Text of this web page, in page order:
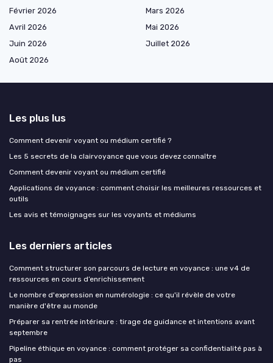
Février 2026
Mars 2026
Avril 2026
Mai 2026
Juin 2026
Juillet 2026
Août 2026
Les plus lus
Comment devenir voyant ou médium certifié ?
Les 5 secrets de la clairvoyance que vous devez connaître
Comment devenir voyant ou médium certifié
Applications de voyance : comment choisir les meilleures ressources et
outils
Les avis et témoignages sur les voyants et médiums
Les derniers articles
Comment structurer son parcours de lecture en voyance : une v4 de
ressources en cours d’enrichissement
Le nombre d'expression en numérologie : ce qu'il révèle de votre
manière d'être au monde
Préparer sa rentrée intérieure : tirage de guidance et intentions avant
septembre
Pipeline éthique en voyance : comment protéger sa confidentialité pas à
pas